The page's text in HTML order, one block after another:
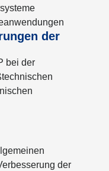
der
bei der
der